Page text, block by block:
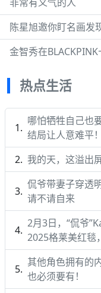
陈星旭邀你盯名画发
金智秀在
热点生活
哪怕牺牲自己也
结局让人意难平！
我的天，这溢出
侃爷带妻子穿透
请不请自来
2月3日，“侃爷
2025格莱美红毯
其他角色拥有的
也必须要有！